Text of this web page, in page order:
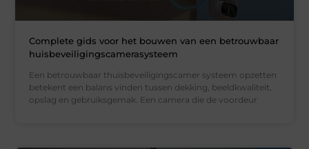
Complete gids voor het bouwen van een betrouwbaar
huisbeveiligingscamerasysteem
Een betrouwbaar thuisbeveiligingscamer systeem opzetten
betekent een balans vinden tussen dekking, beeldkwaliteit,
opslag en gebruiksgemak. Een camera die de voordeur